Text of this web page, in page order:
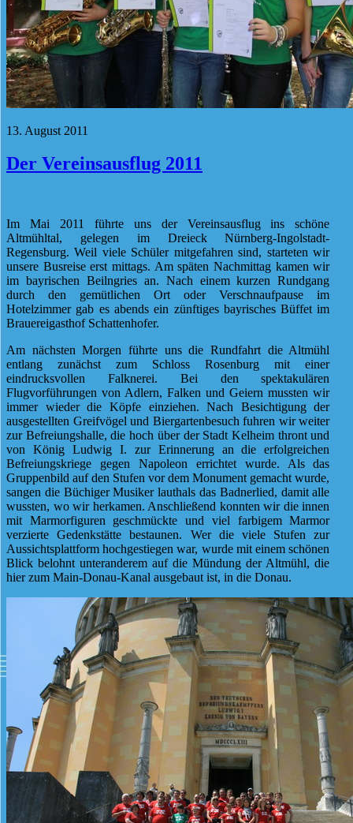
13. August 2011
Der Vereinsausflug 2011
Im Mai 2011 führte uns der Vereinsausflug ins schöne
Altmühltal, gelegen im Dreieck Nürnberg-Ingolstadt-
Regensburg. Weil viele Schüler mitgefahren sind, starteten wir
unsere Busreise erst mittags. Am späten Nachmittag kamen wir
im bayrischen Beilngries an. Nach einem kurzen Rundgang
durch den gemütlichen Ort oder Verschnaufpause im
Hotelzimmer gab es abends ein zünftiges bayrisches Büffet im
Brauereigasthof Schattenhofer.
Am nächsten Morgen führte uns die Rundfahrt die Altmühl
entlang zunächst zum Schloss Rosenburg mit einer
eindrucksvollen Falknerei. Bei den spektakulären
Flugvorführungen von Adlern, Falken und Geiern mussten wir
immer wieder die Köpfe einziehen. Nach Besichtigung der
ausgestellten Greifvögel und Biergartenbesuch fuhren wir weiter
zur Befreiungshalle, die hoch über der Stadt Kelheim thront und
von König Ludwig I. zur Erinnerung an die erfolgreichen
Befreiungskriege gegen Napoleon errichtet wurde. Als das
Gruppenbild auf den Stufen vor dem Monument gemacht wurde,
sangen die Büchiger Musiker lauthals das Badnerlied, damit alle
wussten, wo wir herkamen. Anschließend konnten wir die innen
mit Marmorfiguren geschmückte und viel farbigem Marmor
verzierte Gedenkstätte bestaunen. Wer die viele Stufen zur
Aussichtsplattform hochgestiegen war, wurde mit einem schönen
Blick belohnt unteranderem auf die Mündung der Altmühl, die
hier zum Main-Donau-Kanal ausgebaut ist, in die Donau.